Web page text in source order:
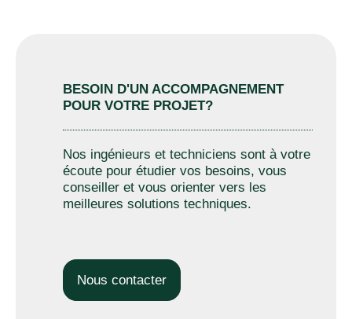
BESOIN D'UN ACCOMPAGNEMENT
POUR VOTRE PROJET?
Nos ingénieurs et techniciens sont à votre
écoute pour étudier vos besoins, vous
conseiller et vous orienter vers les
meilleures solutions techniques.
Nous contacter